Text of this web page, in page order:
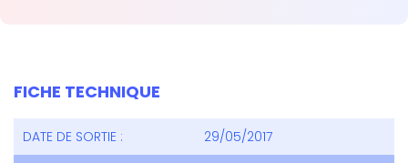
FICHE TECHNIQUE
DATE DE SORTIE :
29/05/2017